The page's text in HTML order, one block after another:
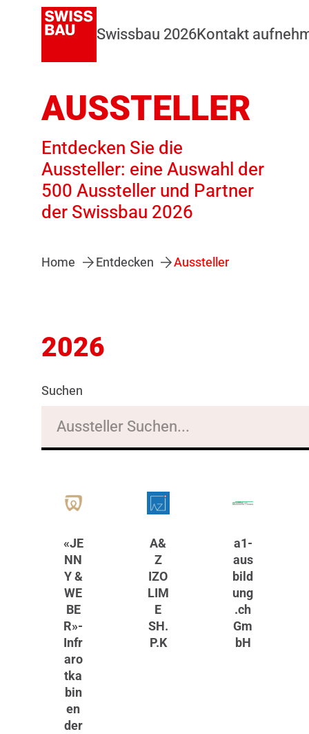
Swissbau 2026Kontakt
AUSSTELLER
Entdecken Sie die
Aussteller: eine Auswahl der
500 Aussteller und Partner
der Swissbau 2026
Home Entdecken Aussteller
2026
Suchen
«JE
NN
Y &
WE
BE
R»-
Infr
aro
tka
bin
en
der
A&
Z
IZO
LIM
E
SH.
P.K
a1-
aus
bild
ung
.ch
Gm
bH